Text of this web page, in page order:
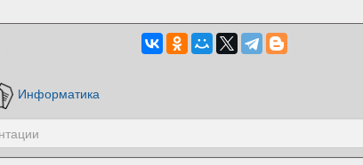
Информатика